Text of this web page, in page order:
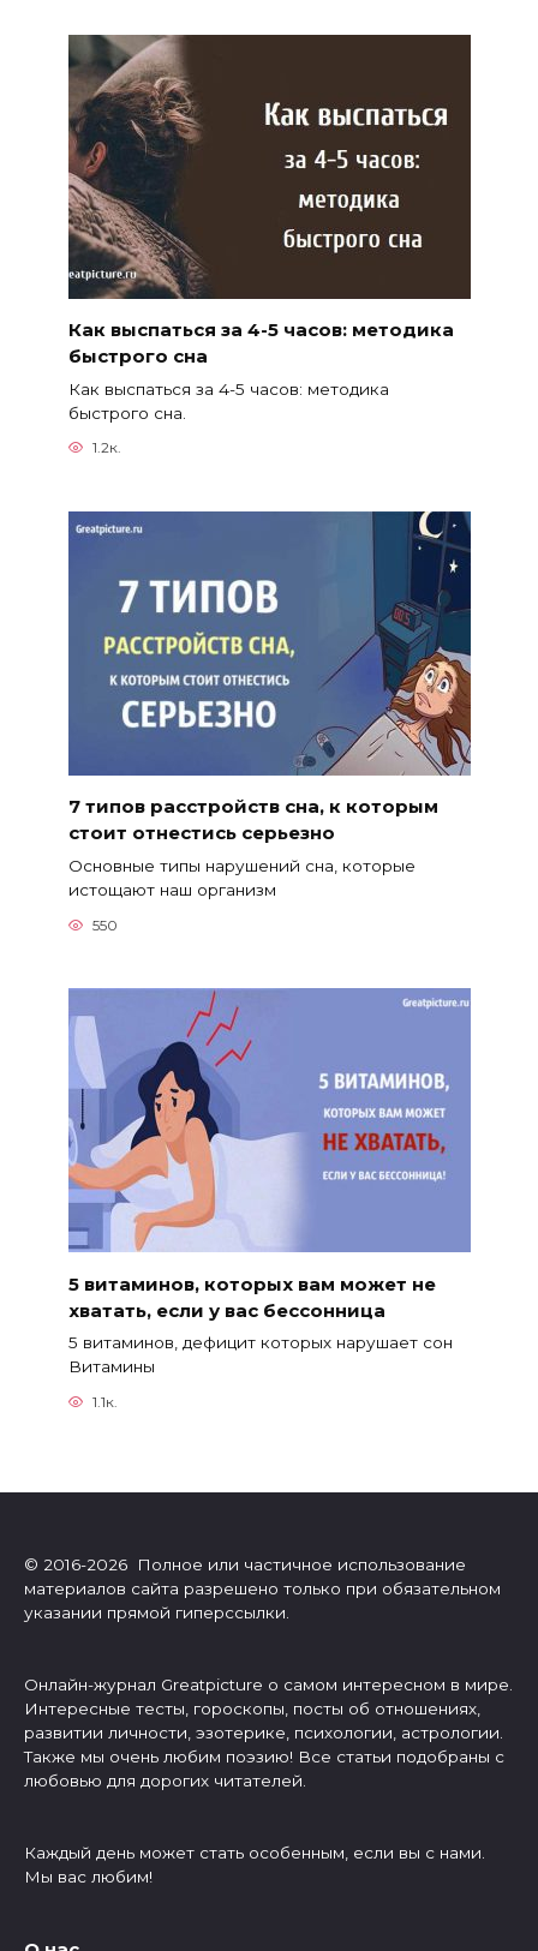
Как выспаться за 4-5 часов: методика
быстрого сна
Как выспаться за 4-5 часов: методика
быстрого сна.
1.2к.
7 типов расстройств сна, к которым
стоит отнестись серьезно
Основные типы нарушений сна, которые
истощают наш организм
550
5 витаминов, которых вам может не
хватать, если у вас бессонница
5 витаминов, дефицит которых нарушает сон
Витамины
1.1к.
© 2016-2026 Полное или частичное использование
материалов сайта разрешено только при обязательном
указании прямой гиперссылки.
Онлайн-журнал Greatpicture о самом интересном в мире.
Интересные тесты, гороскопы, посты об отношениях,
развитии личности, эзотерике, психологии, астрологии.
Также мы очень любим поэзию! Все статьи подобраны с
любовью для дорогих читателей.
Каждый день может стать особенным, если вы с нами.
Мы вас любим!